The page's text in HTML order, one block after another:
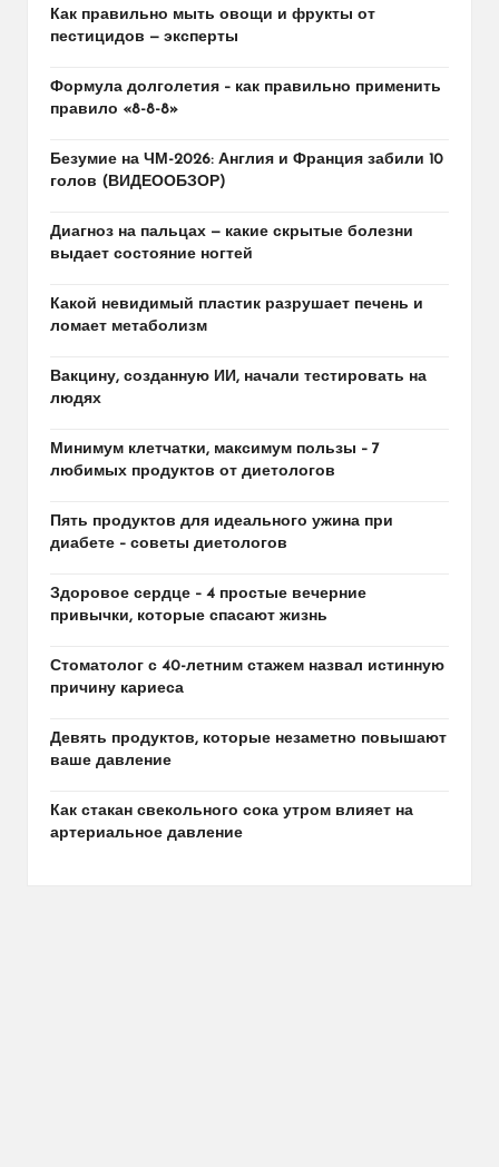
Как правильно мыть овощи и фрукты от
пестицидов — эксперты
Формула долголетия – как правильно применить
правило «8-8-8»
Безумие на ЧМ-2026: Англия и Франция забили 10
голов (ВИДЕООБЗОР)
Диагноз на пальцах — какие скрытые болезни
выдает состояние ногтей
Какой невидимый пластик разрушает печень и
ломает метаболизм
Вакцину, созданную ИИ, начали тестировать на
людях
Минимум клетчатки, максимум пользы – 7
любимых продуктов от диетологов
Пять продуктов для идеального ужина при
диабете – советы диетологов
Здоровое сердце – 4 простые вечерние
привычки, которые спасают жизнь
Стоматолог с 40-летним стажем назвал истинную
причину кариеса
Девять продуктов, которые незаметно повышают
ваше давление
Как стакан свекольного сока утром влияет на
артериальное давление